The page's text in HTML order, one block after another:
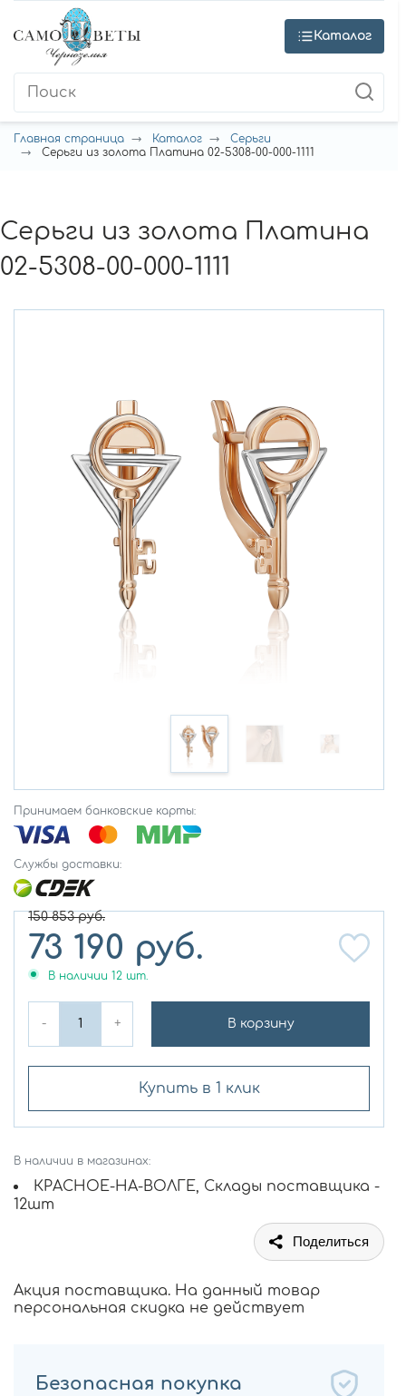
Каталог
Главная страница Каталог
Серьги
Серьги из золота Платина 02-5308-00-000-1111
Серьги из золота Платина
02-5308-00-000-1111
Принимаем банковские карты:
Службы доставки:
150 853руб.
73 190 руб.
В наличии 12 шт.
- + В корзину
Купить в 1 клик
В наличии в магазинах:
КРАСНОЕ-НА-ВОЛГЕ, Склады поставщика -
12шт
Поделиться
Акция поставщика. На данный товар
персональная скидка не действует
Безопасная покупка